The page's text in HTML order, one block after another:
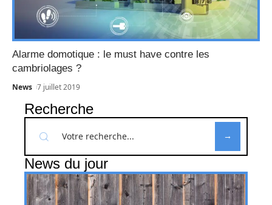
Alarme domotique : le must have contre les
cambriolages ?
News 7 juillet 2019
Recherche
News du jour